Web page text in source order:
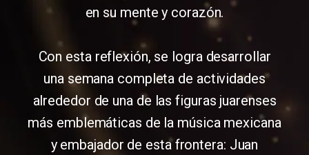
en su mente y corazón.
Con esta reflexión, se logra desarrollar
una semana completa de actividades
alrededor de una de las figuras juarenses
más emblemáticas de la música mexicana
y embajador de esta frontera: Juan